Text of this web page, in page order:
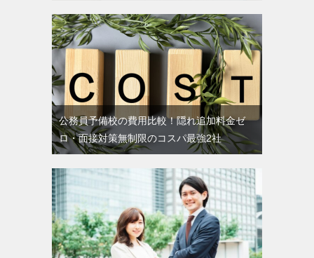
公務員予備校の費用比較！隠れ追加料金ゼ
ロ・面接対策無制限のコスパ最強2社